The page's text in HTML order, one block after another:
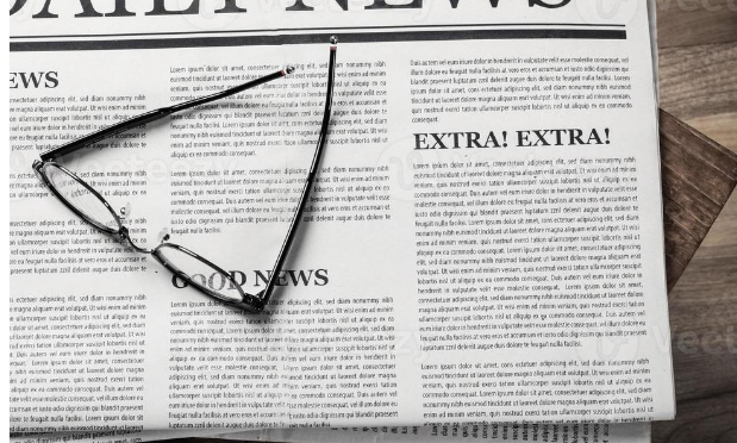
Rörlig grafik
Redaktionella Bilder
Redaktionella Evenemang